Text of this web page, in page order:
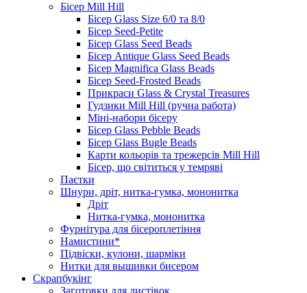
Бісер Mill Hill
Бісер Glass Size 6/0 та 8/0
Бісер Seed-Petite
Бісер Glass Seed Beads
Бісер Antique Glass Seed Beads
Бісер Magnifica Glass Beads
Бісер Seed-Frosted Beads
Прикраси Glass & Crystal Treasures
Гудзики Mill Hill (ручна работа)
Міні-набори бісеру
Бісер Glass Pebble Beads
Бісер Glass Bugle Beads
Карти кольорів та трежерсів Mill Hill
Бісер, що світиться у темряві
Паєтки
Шнури, дріт, нитка-гумка, мононитка
Дріт
Нитка-гумка, мононитка
Фурнітура для бісероплетіння
Намистини*
Підвіски, кулони, шарміки
Нитки для вышивки бисером
Скрапбукінг
Заготовки для листівок